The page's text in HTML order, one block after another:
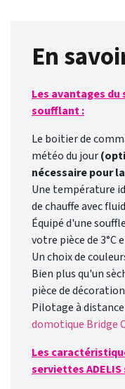
En
Les avantages du
soufflant :
Le boitier de
météo du jour
nécessaire pour
Une température
de chauffe avec
Équipé d'une
votre pièce de 3°C
Un choix de
Bien plus qu'un
pièce de
Pilotage à
domotique Bridge
Les
serviettes